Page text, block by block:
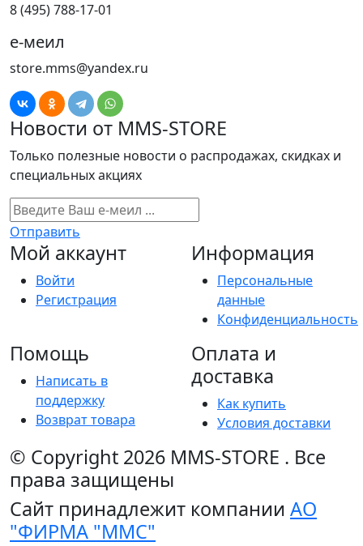
8 (495) 788-17-01
е-меил
store.mms@yandex.ru
Новости от MMS-STORE
Только полезные новости о распродажах, скидках и
специальных акциях
Отправить
Мой аккаунт
Войти
Регистрация
Информация
Персональные
данные
Конфиденциальность
Помощь
Написать в
поддержку
Возврат товара
Оплата и
доставка
Как купить
Условия доставки
© Copyright 2026 MMS-STORE . Все
права защищены
Сайт принадлежит компании АО
"ФИРМА "ММС"